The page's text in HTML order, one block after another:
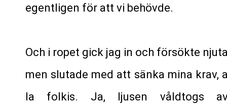
egentligen för att vi behövde.
Och i ropet gick jag in och försökte
men slutade med att sänka mina krav,
la folkis. Ja, ljusen våldtogs